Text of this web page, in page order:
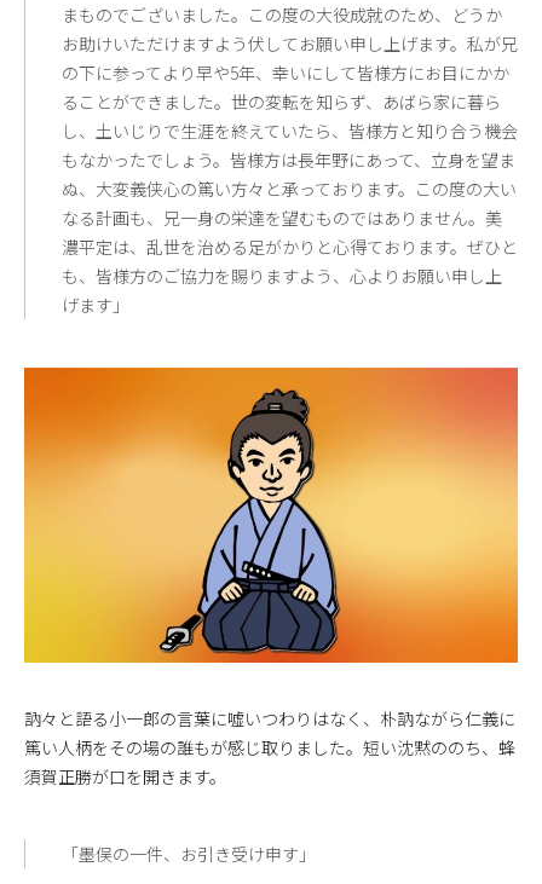
まものでございました。この度の大役成就のため、どうか
お助けいただけますよう伏してお願い申し上げます。私が兄
の下に参ってより早や5年、幸いにして皆様方にお目にかか
ることができました。世の変転を知らず、あばら家に暮ら
し、土いじりで生涯を終えていたら、皆様方と知り合う機会
もなかったでしょう。皆様方は長年野にあって、立身を望ま
ぬ、大変義侠心の篤い方々と承っております。この度の大い
なる計画も、兄一身の栄達を望むものではありません。美
濃平定は、乱世を治める足がかりと心得ております。ぜひと
も、皆様方のご協力を賜りますよう、心よりお願い申し上
げます」
訥々と語る小一郎の言葉に嘘いつわりはなく、朴訥ながら仁義に
篤い人柄をその場の誰もが感じ取りました。短い沈黙ののち、蜂
須賀正勝が口を開きます。
「墨俣の一件、お引き受け申す」